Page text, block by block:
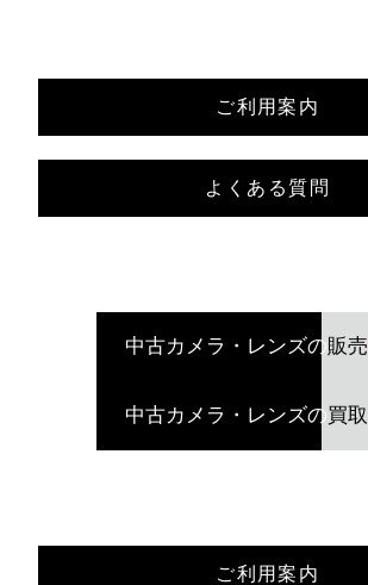
ご利用案内
よくある質問
中古カメラ・レンズの販売
中古カメラ・レンズの買取
ご利用案内